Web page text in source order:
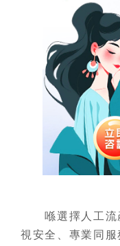
喺選擇人工流
視安全、專業同